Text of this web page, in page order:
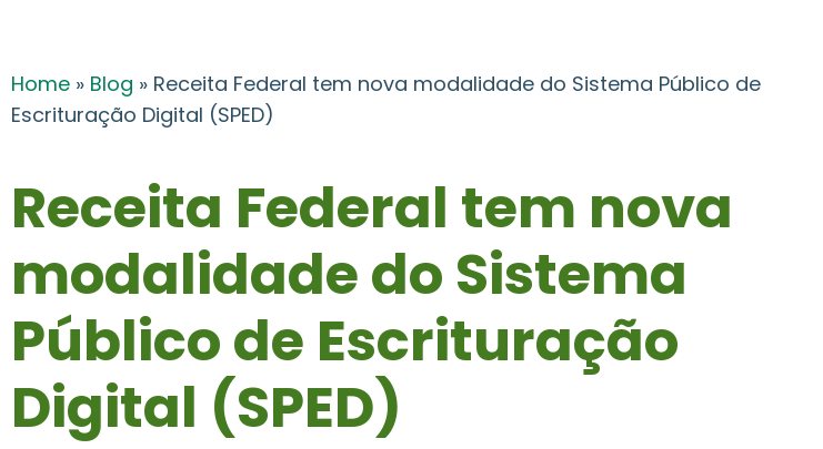
Home » Blog » Receita Federal tem nova modalidade do Sistema Público de
Escrituração Digital (SPED)
Receita Federal tem nova
modalidade do Sistema
Público de Escrituração
Digital (SPED)